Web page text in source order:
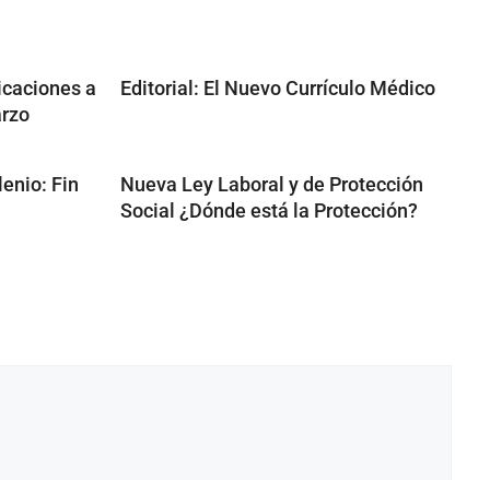
a
Editorial: El Nuevo Currículo Médico
Fin
Nueva Ley Laboral y de Protección
Social ¿Dónde está la Protección?